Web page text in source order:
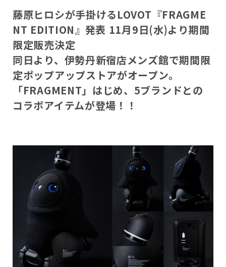
LOVOT 3.0
LOVOT 3.0について詳しく
費用をシミュレーション / 購入
LOVOT 2.0
LOVOT 2.0について詳しく
費用をシミュレーション / 購入
LOVOTのテクノロジー
開発者の想い
LOVOTの歩みと未来
LOVOTオーナーの声
LOVOTのアフターサービス
公式ウェア
価格・暮らしの費用を詳しく
ペットとして
大切な方への贈りものとして
会いに行く
LOVOT MUSEUM - 日本橋浜町
LOVOT ストア
近くの会える場所を探す
LIVE配信
お迎えする
LOVOT購入キャンペーン
LOVOTの返金保証
ご購入前のよくある質問
これからLOVOTをお迎えしたい方へ
お迎えを迷われている方へ
LOVOTオーナーの方へ
お役立ちガイド
LOVOT コンシェルジュ
ウェブマニュアル
ウェブFAQ(よくある質問)
LOVOT 導入事例
法人様限定 無料お試し導入
ふるさと納税
LOVOT本体・グッズ
お知らせ
藤原ヒロシが手掛けるLOVOT『FRAGME
NT EDITION』発表 11月9日(水)より期間
限定販売決定
同日より、伊勢丹新宿店メンズ館で期間限
定ポップアップストアがオープン。
「FRAGMENT」はじめ、5ブランドとの
コラボアイテムが登場！！